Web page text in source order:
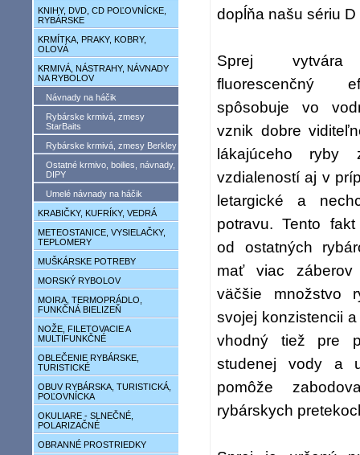
KNIHY, DVD, CD POĽOVNÍCKE,
RYBÁRSKE
KRMÍTKA, PRAKY, KOBRY,
OLOVÁ
KRMIVÁ, NÁSTRAHY, NÁVNADY
NA RYBOLOV
Návnady na háčik
Rybárske krmivá, zmesy
StarBaits
Rybárske krmivá, zmesy Berkley
Ostatné krmivo, boilies, návnady,
DIPY
Umelé návnady na háčik
KRABIČKY, KUFRÍKY, VEDRÁ
METEOSTANICE, VYSIELAČKY,
TEPLOMERY
MUŠKÁRSKE POTREBY
MORSKÝ RYBOLOV
MOIRA, TERMOPRÁDLO,
FUNKČNÁ BIELIZEŇ
NOŽE, FILETOVACIE A
MULTIFUNKČNÉ
OBLEČENIE RYBÁRSKE,
TURISTICKÉ
OBUV RYBÁRSKA, TURISTICKÁ,
POĽOVNÍCKA
OKULIARE - SLNEČNÉ,
POLARIZAČNÉ
OBRANNÉ PROSTRIEDKY
dopĺňa našu sériu D
Sprej vytvára
fluorescenčný
spôsobuje vo
vznik dobre
lákajúceho ryby
vzdialeností aj v
letargické a
potravu. Tento
od ostatných
mať viac
väčšie množstvo
svojej konzistencii
vhodný tiež pre
studenej vody a
pomôže
rybárskych